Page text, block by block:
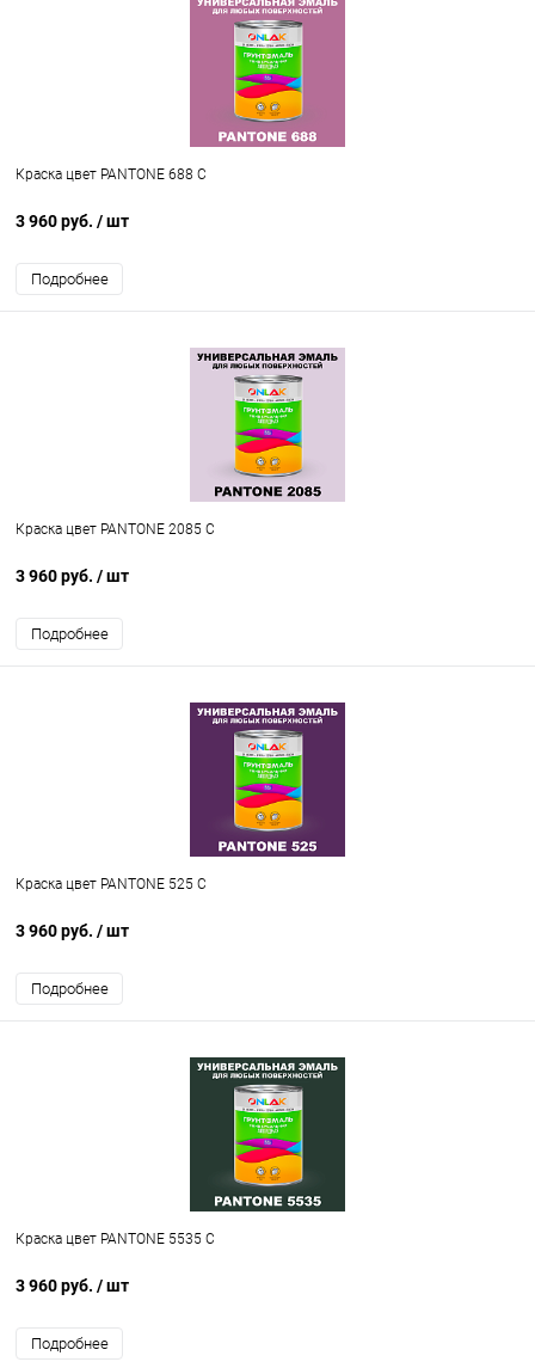
Краска цвет PANTONE 688 C
3 960 руб. / шт
Подробнее
Краска цвет PANTONE 2085 C
3 960 руб. / шт
Подробнее
Краска цвет PANTONE 525 C
3 960 руб. / шт
Подробнее
Краска цвет PANTONE 5535 C
3 960 руб. / шт
Подробнее